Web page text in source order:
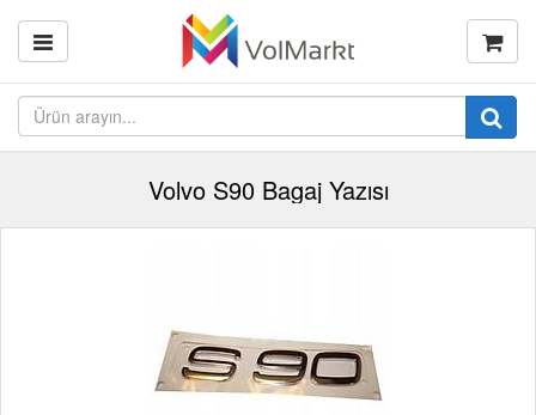
Volvo S90 Bagaj Yazısı